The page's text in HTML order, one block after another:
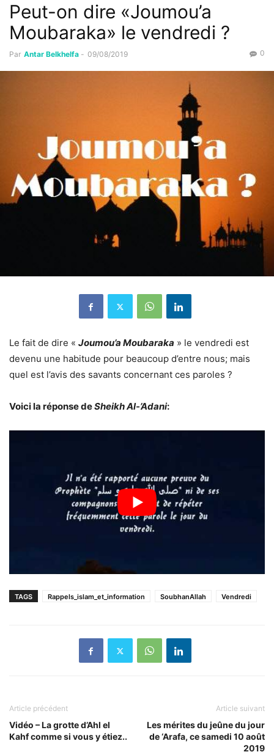
Peut-on dire «Joumou’a
Moubaraka» le vendredi ?
Par Antar Belkhelfa - 09/08/2019 0
Le fait de dire « Joumou’a Moubaraka » le vendredi est
devenu une habitude pour beaucoup d’entre nous; mais
quel est l’avis des savants concernant ces paroles ?
Voici la réponse deSheikh Al-’Adani:
TAGS Rappels_islam_et_information SoubhanAllah Vendredi
Article précédent
Vidéo – La grotte d’Ahl el
Kahf comme si vous y étiez..
Article suivant
Les mérites du jeûne du jour
de ‘Arafa, ce samedi 10 août
2019